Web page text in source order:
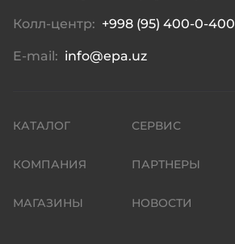
Колл-центр: +998 (95) 400-0-400
E-mail: info@epa.uz
КАТАЛОГ
КОМПАНИЯ
МАГАЗИНЫ
СЕРВИС
ПАРТНЕРЫ
НОВОСТИ